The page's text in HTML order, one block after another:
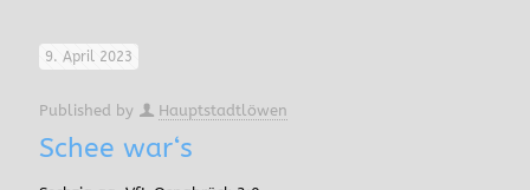
9. April 2023
Published by Hauptstadtlöwen
Schee war‘s